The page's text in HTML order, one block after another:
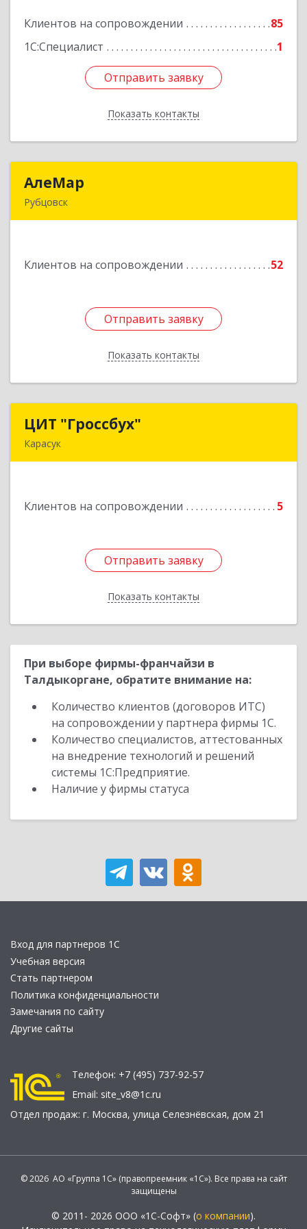
Клиентов на сопровождении
85
1С:Специалист
1
Отправить заявку
Показать контакты
Подробнее
Отправить заявку
Назад
АлеМар
Рубцовск
Клиентов на сопровождении 52
Отправить заявку
Показать контакты
Подробнее
Отправить заявку
Назад
ЦИТ "Гроссбух"
Карасук
Клиентов на сопровождении 5
Отправить заявку
Показать контакты
Подробнее
Отправить заявку
Назад
При выборе фирмы-франчайзи в
Талдыкоргане, обратите внимание на:
Количество клиентов (договоров ИТС)
на сопровождении у партнера фирмы 1С.
Количество специалистов, аттестованных
на внедрение технологий и решений
системы 1С:Предприятие.
Наличие у фирмы статуса
Вход для партнеров 1С
Учебная версия
Стать партнером
Политика конфиденциальности
Замечания по сайту
Другие сайты
Телефон: +7 (495) 737-92-57
Email: site_v8@1c.ru
Отдел продаж: г. Москва, улица Селезнёвская, дом 21
© 2026 АО «Группа 1С» (правопреемник «1С»). Все права на сайт
защищены
© 2011- 2026 ООО «1С-Софт» (о компании).